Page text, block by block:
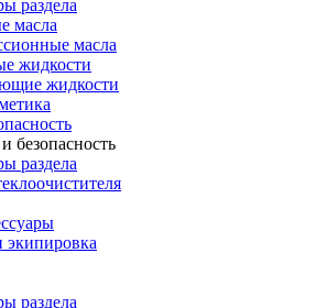
раздела
масла
масла
жидкости
жидкости
безопасность
раздела
раздела